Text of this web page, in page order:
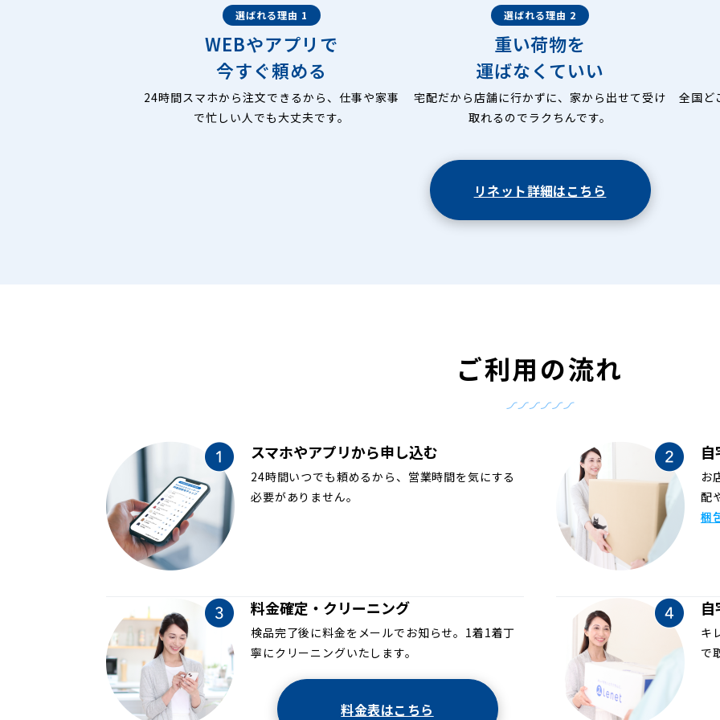
選ばれる理由 1
WEBやアプリで
今すぐ頼める
24時間スマホから注文できるから、仕事や家事
で忙しい人でも大丈夫です。
選ばれる理由 2
重い荷物を
運ばなくていい
宅配だから店舗に行かずに、家から出せて受け
取れるのでラクちんです。
全国ど
リネット詳細はこちら
ご利用の流れ
スマホやアプリから申し込む
24時間いつでも頼めるから、営業時間を気にする
必要がありません。
お
配
梱
料金確定・クリーニング
検品完了後に料金をメールでお知らせ。1着1着丁
寧にクリーニングいたします。
料金表はこちら
キ
で